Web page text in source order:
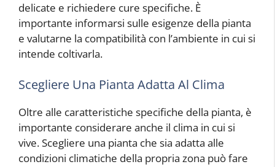
delicate e richiedere cure specifiche. È
importante informarsi sulle esigenze della pianta
e valutarne la compatibilità con l’ambiente in cui si
intende coltivarla.
Scegliere Una Pianta Adatta Al Clima
Oltre alle caratteristiche specifiche della pianta, è
importante considerare anche il clima in cui si
vive. Scegliere una pianta che sia adatta alle
condizioni climatiche della propria zona può fare